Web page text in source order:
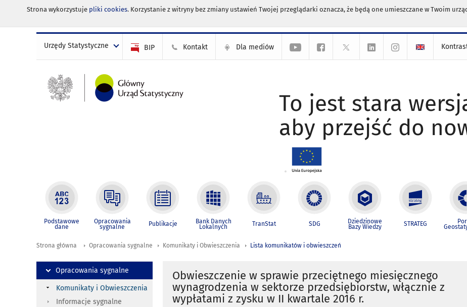
Strona wykorzystuje pliki cookies. Korzystanie z witryny bez zmiany ustawień Twojej przeglądarki oznacza, że będą one umieszczane w Twoim
Urzędy Statystyczne BIP Kontakt Dla mediów
To jest stara
aby przejść do
Podstawowe
dane
Opracowania
sygnalne Publikacje Bank Danych
Lokalnych TranStat SDG Dziedzinowe
Bazy Wiedzy STRATEG
Strona główna Opracowania sygnalne Komunikaty i Obwieszczenia Lista komunikatów i obwieszczeń
Obwieszczenie w sprawie przeciętnego miesięcznego
wynagrodzenia w sektorze przedsiębiorstw, włącznie z
wypłatami z zysku w II kwartale 2016 r.
Opracowania sygnalne
Komunikaty i Obwieszczenia
Informacje sygnalne